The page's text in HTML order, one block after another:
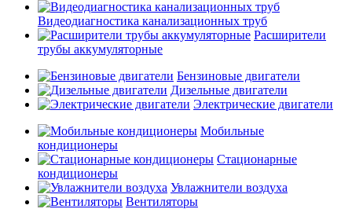
Видеодиагностика канализационных труб
Расширители
трубы аккумуляторные
Бензиновые двигатели
Дизельные двигатели
Электрические двигатели
Мобильные
кондиционеры
Стационарные
кондиционеры
Увлажнители воздуха
Вентиляторы